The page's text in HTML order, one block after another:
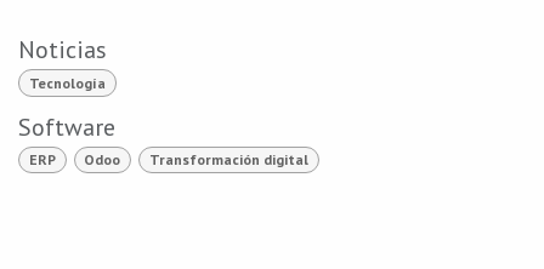
Noticias
Tecnología
Software
ERP Odoo Transformación digital